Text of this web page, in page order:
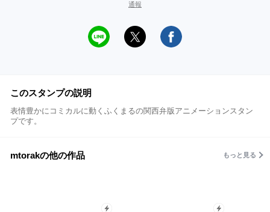
通報
このスタンプの説明
表情豊かにコミカルに動くふくまるの関西弁版アニメーションスタン
プです。
mtorakの他の作品 もっと見る